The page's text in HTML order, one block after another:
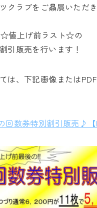
クラブをご贔屓いただ
☆値上げ前ラスト☆の
引販売を行います！
は、下記画像または
回数券特別割引販売♪【